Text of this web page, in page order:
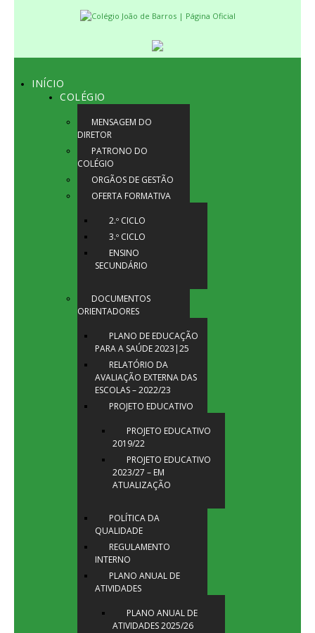
INÍCIO
COLÉGIO
MENSAGEM DO
DIRETOR
PATRONO DO
COLÉGIO
ORGÃOS DE GESTÃO
OFERTA FORMATIVA
2.º CICLO
3.º CICLO
ENSINO
SECUNDÁRIO
DOCUMENTOS
ORIENTADORES
PLANO DE EDUCAÇÃO
PARA A SAÚDE 2023|25
RELATÓRIO DA
AVALIAÇÃO EXTERNA DAS
ESCOLAS – 2022/23
PROJETO EDUCATIVO
PROJETO EDUCATIVO
2019/22
PROJETO EDUCATIVO
2023/27 – EM
ATUALIZAÇÃO
POLÍTICA DA
QUALIDADE
REGULAMENTO
INTERNO
PLANO ANUAL DE
ATIVIDADES
PLANO ANUAL DE
ATIVIDADES 2025/26